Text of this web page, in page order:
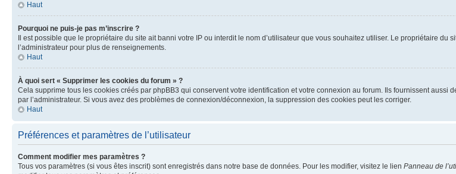
Haut
Pourquoi ne puis-je pas m’inscrire ?
Il est possible que le propriétaire du site ait banni votre IP ou interdit le nom d’utilisateur que vous souhaitez utiliser. Le propriétaire
l’administrateur pour plus de renseignements.
Haut
À quoi sert « Supprimer les cookies du forum » ?
Cela supprime tous les cookies créés par phpBB3 qui conservent votre identification et votre connexion au forum. Ils fournissent aussi
par l’administrateur. Si vous avez des problèmes de connexion/déconnexion, la suppression des cookies peut les corriger.
Haut
Préférences et paramètres de l’utilisateur
Comment modifier mes paramètres ?
Tous vos paramètres (si vous êtes inscrit) sont enregistrés dans notre base de données. Pour les modifier, visitez le lien Panneau de